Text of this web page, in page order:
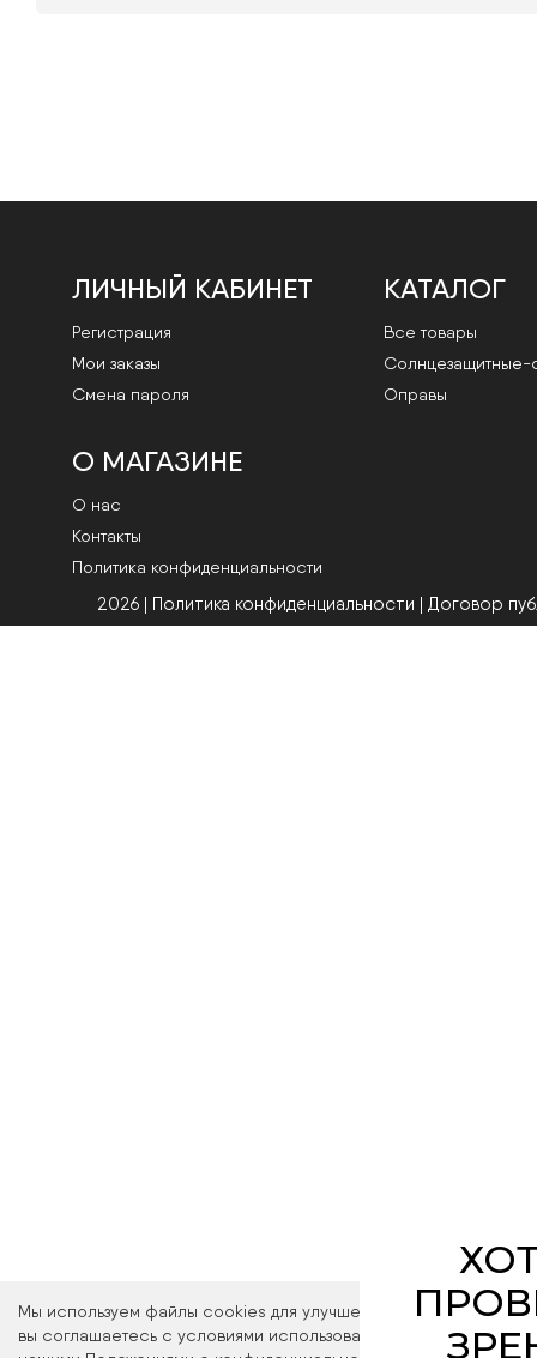
Мы используем файлы cookies для улучшения работы сайта.
вы соглашаетесь с условиями использования файлов cookies.
ЛИЧНЫЙ КАБИНЕТ
Регистрация
Мои заказы
Смена пароля
КАТАЛОГ
Все товары
Cолнцезащитные-
Оправы
О МАГАЗИНЕ
О нас
Контакты
Политика конфиденциальности
2026 | Политика конфиденциальности | Договор
Запись на